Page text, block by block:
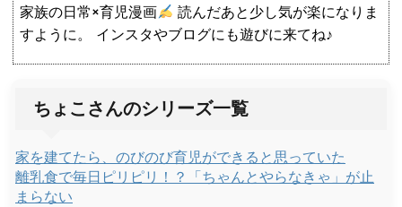
家族の日常×育児漫画
読んだあと少し気が楽になりま
すように。 インスタやブログにも遊びに来てね♪
ちょこさんのシリーズ一覧
家を建てたら、のびのび育児ができると思っていた
離乳食で毎日ピリピリ！？「ちゃんとやらなきゃ」が止
まらない